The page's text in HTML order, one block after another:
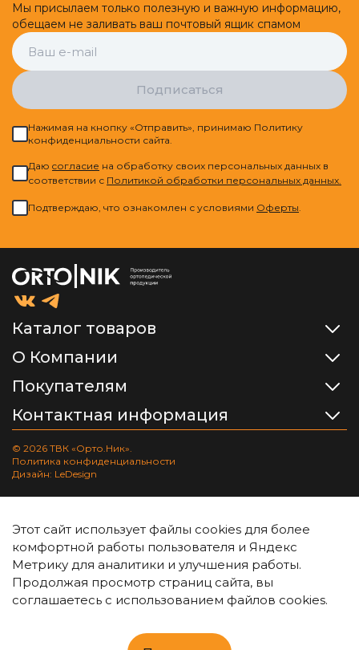
Мы присылаем только полезную и важную информацию,
обещаем не заливать ваш почтовый ящик спамом
Подписаться
Нажимая на кнопку «Отправить», принимаю Политику
конфиденциальности сайта.
Даю cогласие на обработку своих персональных данных в
соответствии с Политикой обработки персональных данных.
Подтверждаю, что ознакомлен с условиями Оферты.
Каталог товаров
О Компании
Покупателям
Контактная информация
© 2026 ТВК «Орто.Ник».
Политика конфиденциальности
Дизайн: LeDesign
Этот сайт использует файлы cookies для более
комфортной работы пользователя и Яндекс
Метрику для аналитики и улучшения работы.
Продолжая просмотр страниц сайта, вы
соглашаетесь с использованием файлов cookies.